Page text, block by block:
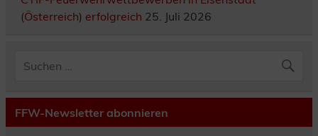
(Österreich) erfolgreich 25. Juli 2026
FFW-Newsletter abonnieren